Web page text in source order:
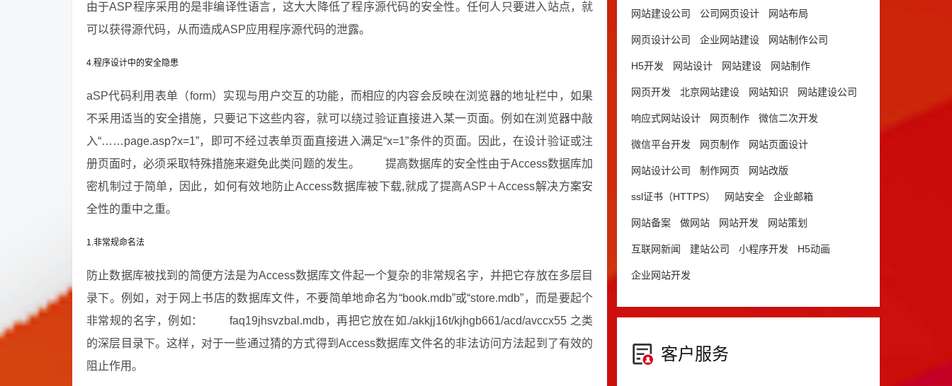
由于ASP程序采用的是非编译性语言，这大大降低了程序源代码的安全性。任何人只要进入站点，就
可以获得源代码，从而造成ASP应用程序源代码的泄露。
4.程序设计中的安全隐患
aSP代码利用表单（form）实现与用户交互的功能，而相应的内容会反映在浏览器的地址栏中，如果
不采用适当的安全措施，只要记下这些内容，就可以绕过验证直接进入某一页面。例如在浏览器中敲
入“……page.asp?x=1”，即可不经过表单页面直接进入满足“x=1”条件的页面。因此，在设计验证或注
册页面时，必须采取特殊措施来避免此类问题的发生。 提高数据库的安全性由于Access数据库加
密机制过于简单，因此，如何有效地防止Access数据库被下载,就成了提高ASP＋Access解决方案安
全性的重中之重。
1.非常规命名法
防止数据库被找到的简便方法是为Access数据库文件起一个复杂的非常规名字，并把它存放在多层目
录下。例如，对于网上书店的数据库文件，不要简单地命名为“book.mdb”或“store.mdb”，而是要起个
非常规的名字，例如： faq19jhsvzbal.mdb，再把它放在如./akkjj16t/kjhgb661/acd/avccx55 之类
的深层目录下。这样，对于一些通过猜的方式得到Access数据库文件名的非法访问方法起到了有效的
阻止作用。
网站建设公司 公司网页设计 网站布局
网页设计公司 企业网站建设 网站制作公司
H5开发 网站设计 网站建设 网站制作
网页开发 北京网站建设 网站知识 网站建设公司
响应式网站设计 网页制作 微信二次开发
微信平台开发 网页制作 网站页面设计
网站设计公司 制作网页 网站改版
ssl证书（HTTPS） 网站安全 企业邮箱
网站备案 做网站 网站开发 网站策划
互联网新闻 建站公司 小程序开发 H5动画
企业网站开发
客户服务